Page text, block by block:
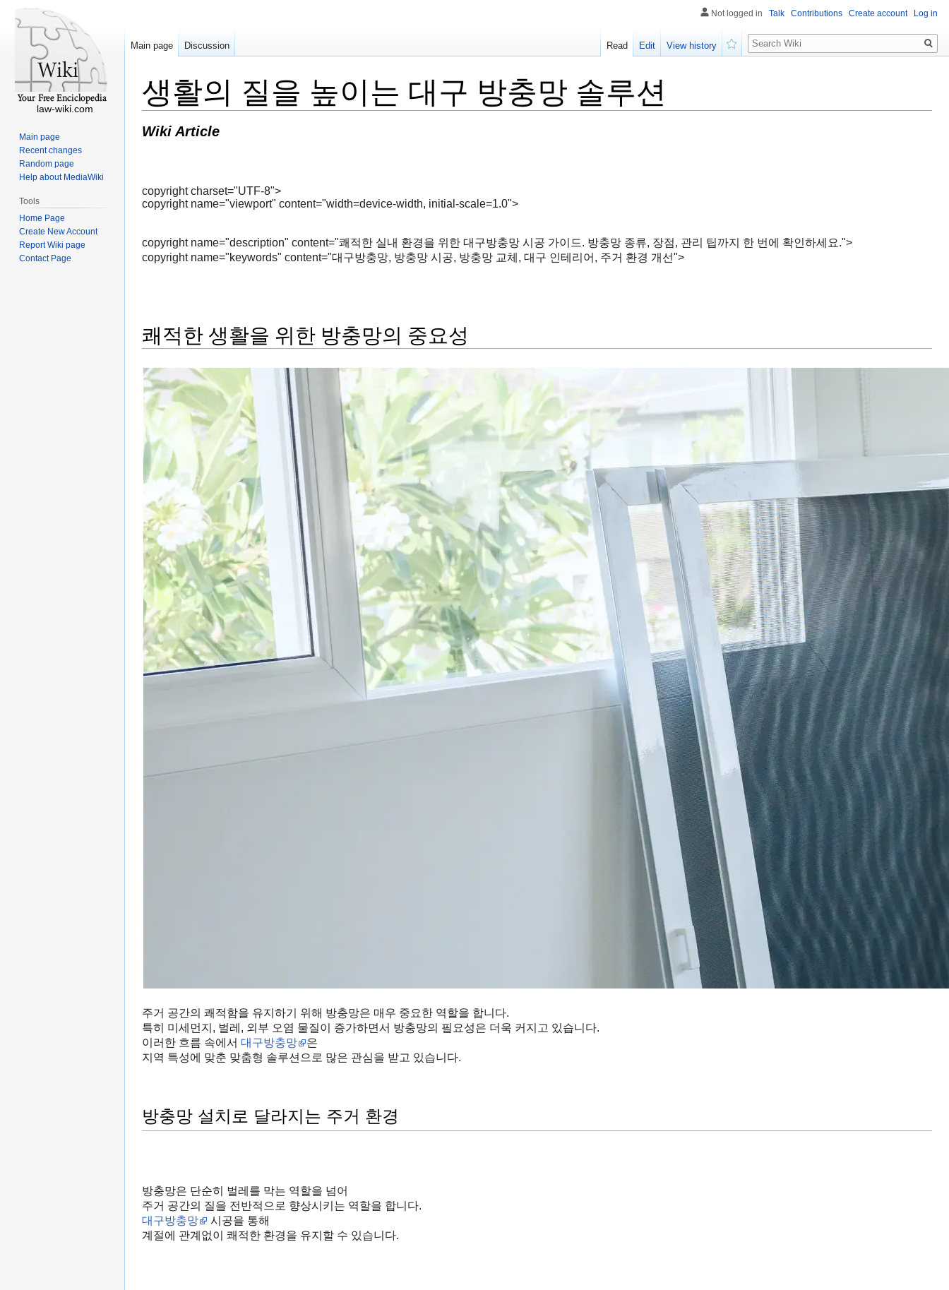
생활의 질을 높이는 대구 방충망 솔루션
Wiki Article
copyright charset="UTF-8">
copyright name="viewport" content="width=device-width, initial-scale=1.0">
copyright name="description" content="쾌적한 실내 환경을 위한 대구방충망 시공 가이드. 방충망 종류, 장점, 관리 팁까지 한 번에 확인하세요.">
copyright name="keywords" content="대구방충망, 방충망 시공, 방충망 교체, 대구 인테리어, 주거 환경 개선">
쾌적한 생활을 위한 방충망의 중요성
주거 공간의 쾌적함을 유지하기 위해 방충망은 매우 중요한 역할을 합니다.
특히 미세먼지, 벌레, 외부 오염 물질이 증가하면서 방충망의 필요성은 더욱 커지고 있습니다.
이러한 흐름 속에서 대구방충망
은
지역 특성에 맞춘 맞춤형 솔루션으로 많은 관심을 받고 있습니다.
방충망 설치로 달라지는 주거 환경
방충망은 단순히 벌레를 막는 역할을 넘어
주거 공간의 질을 전반적으로 향상시키는 역할을 합니다.
대구방충망
시공을 통해
계절에 관계없이 쾌적한 환경을 유지할 수 있습니다.
Not logged in Talk Contributions Create account Log in
Main page Discussion Read Edit
View history
Search
law-wiki.com
Main page
Recent changes
Random page
Help about MediaWiki
Tools
Home Page
Create New Account
Report Wiki page
Contact Page